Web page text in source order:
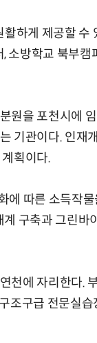
하게 제공할 수
소방학교 북부
원을 포천시에
기관이다. 인재
획이다.
에 따른 소득작
구축과 그린바
천에 자리한다.
구급 전문실습